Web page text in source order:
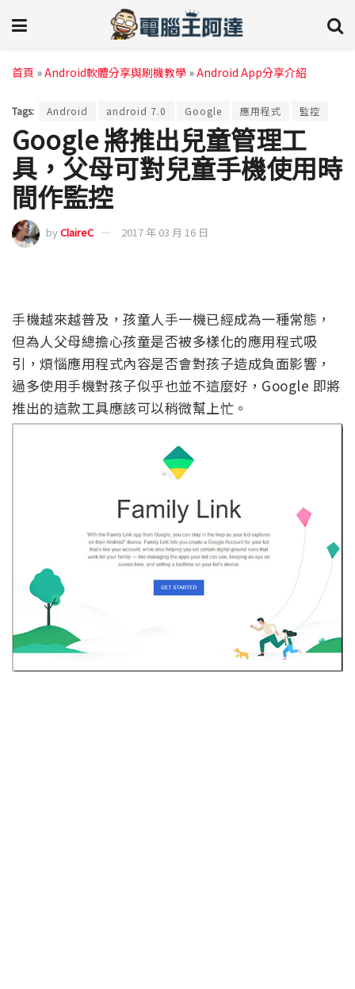
首頁 »Android軟體分享與刷機教學 »Android App分享介紹
Tags: Android android 7.0 Google 應用程式 監控
Google 將推出兒童管理工
具，父母可對兒童手機使用時
間作監控
byClaireC 2017 年 03 月 16 日
手機越來越普及，孩童人手一機已經成為一種常態，
但為人父母總擔心孩童是否被多樣化的應用程式吸
引，煩惱應用程式內容是否會對孩子造成負面影響，
過多使用手機對孩子似乎也並不這麼好，Google 即將
推出的這款工具應該可以稍微幫上忙。